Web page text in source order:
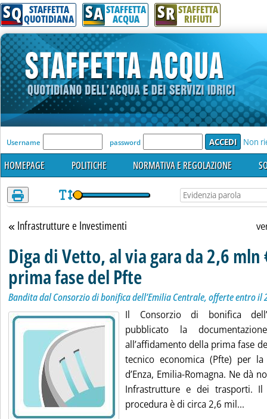
Attenzione! Esegui l'accesso per lèggere interamente la notizia.
SQ STAFFETTA
QUOTIDIANA SA STAFFETTA
ACQUA SR STAFFETTA
RIFIUTI
'Modulo Login per accedere'
Username password Non
HOMEPAGE POLITICHE NORMATIVA E REGOLAZIONE
Torna alla sezione
Infrastrutture e Investimenti
Diga di Vetto, al via gara da 2,6 mln
prima fase del Pfte
Bandita dal Consorzio di bonifica dell’Emilia Centrale, offerte entro il
Il Consorzio di bonifica
pubblicato la
all’affidamento della prima fase
tecnico economica (Pfte) per
d’Enza, Emilia-Romagna. Ne dà
Infrastrutture e dei trasporti.
procedura è di circa 2,6 mil...